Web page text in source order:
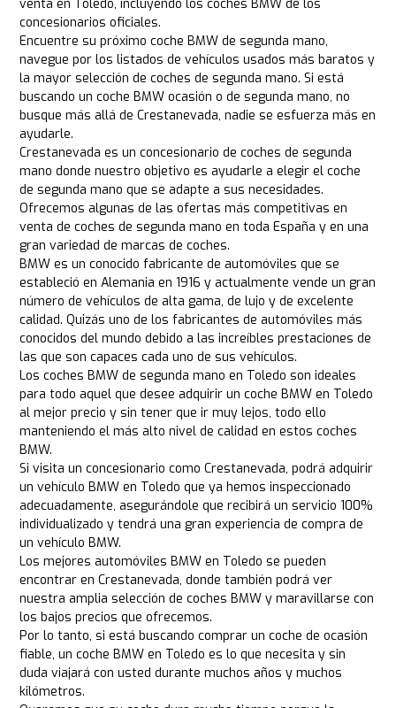
venta en Toledo, incluyendo los coches BMW de los
concesionarios oficiales.
Encuentre su próximo coche BMW de segunda mano,
navegue por los listados de vehículos usados más baratos y
la mayor selección de coches de segunda mano. Si está
buscando un coche BMW ocasión o de segunda mano, no
busque más allá de Crestanevada, nadie se esfuerza más en
ayudarle.
Crestanevada es un concesionario de coches de segunda
mano donde nuestro objetivo es ayudarle a elegir el coche
de segunda mano que se adapte a sus necesidades.
Ofrecemos algunas de las ofertas más competitivas en
venta de coches de segunda mano en toda España y en una
gran variedad de marcas de coches.
BMW es un conocido fabricante de automóviles que se
estableció en Alemania en 1916 y actualmente vende un gran
número de vehículos de alta gama, de lujo y de excelente
calidad. Quizás uno de los fabricantes de automóviles más
conocidos del mundo debido a las increíbles prestaciones de
las que son capaces cada uno de sus vehículos.
Los coches BMW de segunda mano en Toledo son ideales
para todo aquel que desee adquirir un coche BMW en Toledo
al mejor precio y sin tener que ir muy lejos, todo ello
manteniendo el más alto nivel de calidad en estos coches
BMW.
Si visita un concesionario como Crestanevada, podrá adquirir
un vehículo BMW en Toledo que ya hemos inspeccionado
adecuadamente, asegurándole que recibirá un servicio 100%
individualizado y tendrá una gran experiencia de compra de
un vehículo BMW.
Los mejores automóviles BMW en Toledo se pueden
encontrar en Crestanevada, donde también podrá ver
nuestra amplia selección de coches BMW y maravillarse con
los bajos precios que ofrecemos.
Por lo tanto, si está buscando comprar un coche de ocasión
fiable, un coche BMW en Toledo es lo que necesita y sin
duda viajará con usted durante muchos años y muchos
kilómetros.